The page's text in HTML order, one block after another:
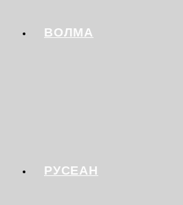
ВОЛМА
РУСЕАН